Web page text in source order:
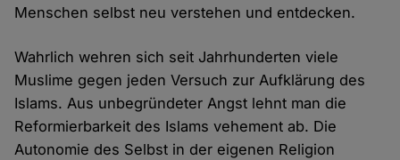
Menschen selbst neu verstehen und entdecken.
Wahrlich wehren sich seit Jahrhunderten viele
Muslime gegen jeden Versuch zur Aufklärung des
Islams. Aus unbegründeter Angst lehnt man die
Reformierbarkeit des Islams vehement ab. Die
Autonomie des Selbst in der eigenen Religion